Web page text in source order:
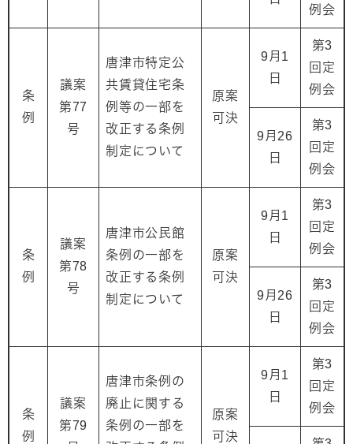
例会
条
例
議案
第77
号
唐津市特定公
共賃貸住宅条
例等の一部を
改正する条例
制定について
原案
可決
9月1
日
第3
回定
例会
9月26
日
第3
回定
例会
条
例
議案
第78
号
唐津市公民館
条例の一部を
改正する条例
制定について
原案
可決
9月1
日
第3
回定
例会
9月26
日
第3
回定
例会
条
例
議案
第79
唐津市条例の
廃止に関する
条例の一部を
原案
可決
9月1
日
第3
回定
例会